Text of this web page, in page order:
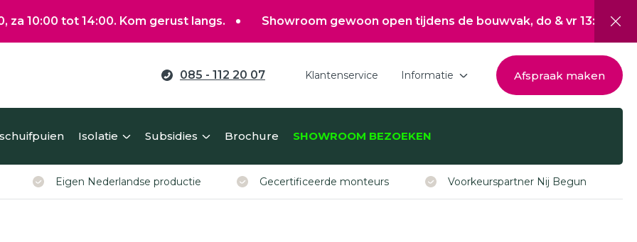
tot 14:00. Kom gerust langs. Showroom gewoon open tijdens de bouwvak, do & vr 13:00 tot 17:00, za
085 - 112 20 07 Klantenservice Informatie
Nieuwsoverzicht
Afspraak maken
Isolatie Subsidies Brochure SHOWROOM BEZOEKEN
Eigen Nederlandse productie Gecertificeerde monteurs Voorkeurspartner Nij Begun
verduurzamen?
u eenvoudig een richtprijs voor uw kunststof kozijnen, -deuren,